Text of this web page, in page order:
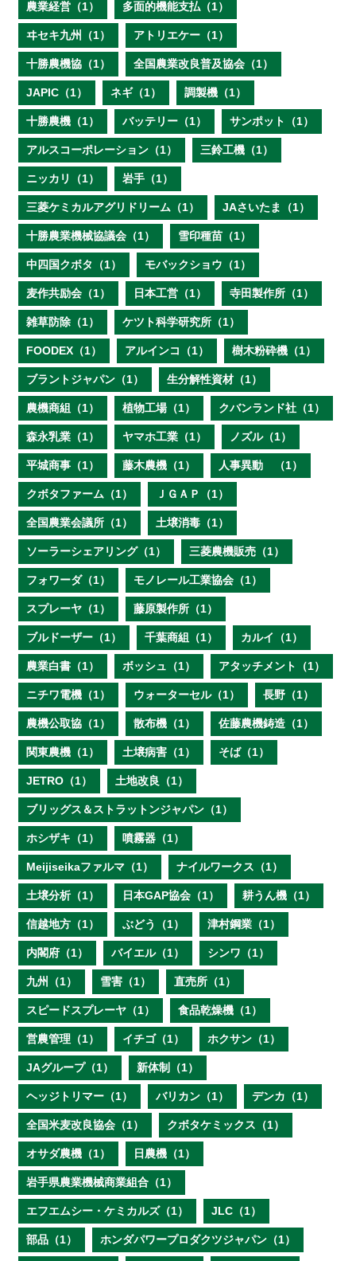
農業経営（1） 多面的機能支払（1）
ヰセキ九州（1） アトリエケー（1）
十勝農機協（1） 全国農業改良普及協会（1）
JAPIC（1） ネギ（1） 調製機（1）
十勝農機（1） バッテリー（1） サンポット（1）
アルスコーポレーション（1） 三鈴工機（1）
ニッカリ（1） 岩手（1）
三菱ケミカルアグリドリーム（1） JAさいたま（1）
十勝農業機械協議会（1） 雪印種苗（1）
中四国クボタ（1） モバックショウ（1）
麦作共励会（1） 日本工営（1） 寺田製作所（1）
雑草防除（1） ケツト科学研究所（1）
FOODEX（1） アルインコ（1） 樹木粉砕機（1）
ブラントジャパン（1） 生分解性資材（1）
農機商組（1） 植物工場（1） クバンランド社（1）
森永乳業（1） ヤマホ工業（1） ノズル（1）
平城商事（1） 藤木農機（1） 人事異動 （1）
クボタファーム（1） ＪＧＡＰ（1）
全国農業会議所（1） 土壌消毒（1）
ソーラーシェアリング（1） 三菱農機販売（1）
フォワーダ（1） モノレール工業協会（1）
スプレーヤ（1） 藤原製作所（1）
ブルドーザー（1） 千葉商組（1） カルイ（1）
農業白書（1） ボッシュ（1） アタッチメント（1）
ニチワ電機（1） ウォーターセル（1） 長野（1）
農機公取協（1） 散布機（1） 佐藤農機鋳造（1）
関東農機（1） 土壌病害（1） そば（1）
JETRO（1） 土地改良（1）
ブリッグス＆ストラットンジャパン（1）
ホシザキ（1） 噴霧器（1）
Meijiseikaファルマ（1） ナイルワークス（1）
土壌分析（1） 日本GAP協会（1） 耕うん機（1）
信越地方（1） ぶどう（1） 津村鋼業（1）
内閣府（1） バイエル（1） シンワ（1）
九州（1） 雪害（1） 直売所（1）
スピードスプレーヤ（1） 食品乾燥機（1）
営農管理（1） イチゴ（1） ホクサン（1）
JAグループ（1） 新体制（1）
ヘッジトリマー（1） バリカン（1） デンカ（1）
全国米麦改良協会（1） クボタケミックス（1）
オサダ農機（1） 日農機（1）
岩手県農業機械商業組合（1）
エフエムシー・ケミカルズ（1） JLC（1）
部品（1） ホンダパワープロダクツジャパン（1）